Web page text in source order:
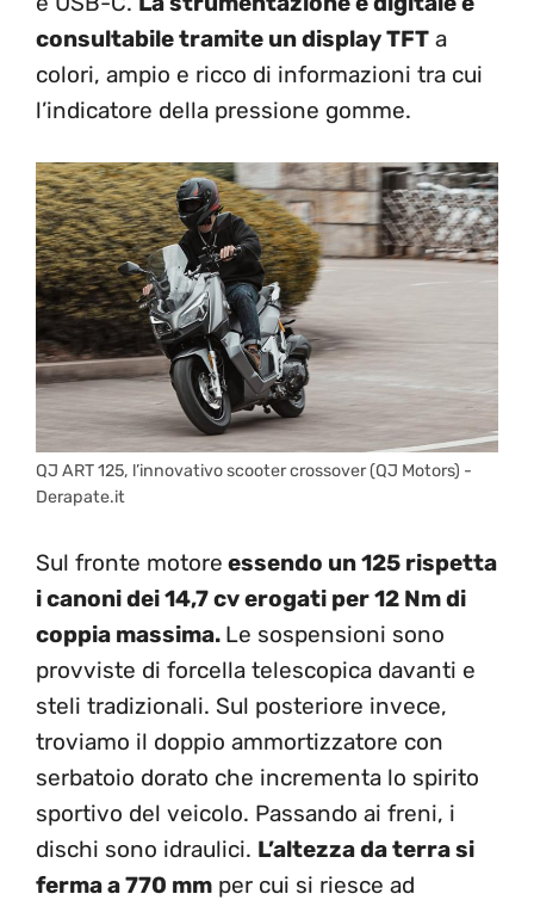
consultabile tramite un display TFT a
colori, ampio e ricco di informazioni tra cui
l’indicatore della pressione gomme.
QJ ART 125, l’innovativo scooter crossover (QJ Motors) -
Derapate.it
Sul fronte motore essendo un 125 rispetta
i canoni dei 14,7 cv erogati per 12 Nm di
coppia massima. Le sospensioni sono
provviste di forcella telescopica davanti e
steli tradizionali. Sul posteriore invece,
troviamo il doppio ammortizzatore con
serbatoio dorato che incrementa lo spirito
sportivo del veicolo. Passando ai freni, i
dischi sono idraulici. L’altezza da terra si
ferma a 770 mm per cui si riesce ad